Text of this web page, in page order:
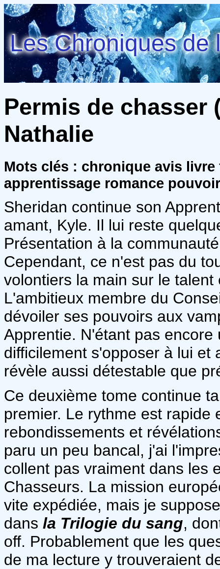
Les Chroniques de
Permis de chasser
Nathalie
Mots clés : chronique avis
apprentissage romance pouvoir
Sheridan continue son
amant, Kyle. Il lui reste
Présentation à la
Cependant, ce n'est pas du
volontiers la main sur le
L'ambitieux membre du
dévoiler ses pouvoirs aux
Apprentie. N'étant pas
difficilement s'opposer à lui et
révèle aussi détestable que
Ce deuxième tome continue
premier. Le rythme est rapide
rebondissements et
paru un peu bancal, j'ai
collent pas vraiment dans les
Chasseurs. La mission
vite expédiée, mais je
dans la Trilogie du sang,
off. Probablement que les
de ma lecture y trouveraient